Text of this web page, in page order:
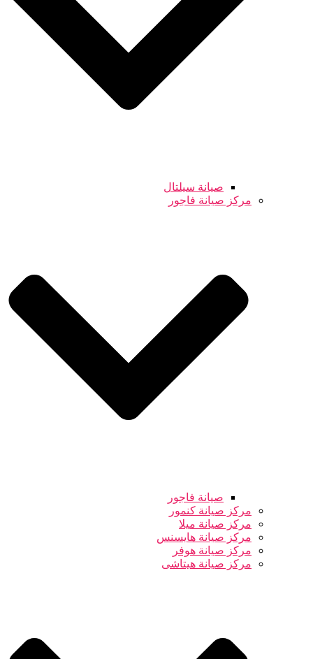
صيانة سيلتال
مركز صيانة فاجور
صيانة فاجور
مركز صيانة كنمور
مركز صيانة ميلا
مركز صيانة هايسنس
مركز صيانة هوفر
مركز صيانة هيتاشى